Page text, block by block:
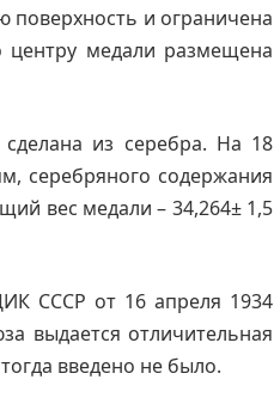
поверхность и ограничена
медали размещена
из серебра. На 18
серебряного содержания
вес медали – 34,264± 1,5
СССР от 16 апреля 1934
выдается отличительная
введено не было.